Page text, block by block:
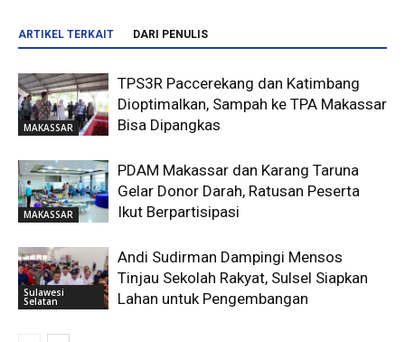
ARTIKEL TERKAIT DARI PENULIS
MAKASSAR
TPS3R Paccerekang dan Katimbang
Dioptimalkan, Sampah ke TPA Makassar
Bisa Dipangkas
MAKASSAR
PDAM Makassar dan Karang Taruna
Gelar Donor Darah, Ratusan Peserta
Ikut Berpartisipasi
Sulawesi
Selatan
Andi Sudirman Dampingi Mensos
Tinjau Sekolah Rakyat, Sulsel Siapkan
Lahan untuk Pengembangan